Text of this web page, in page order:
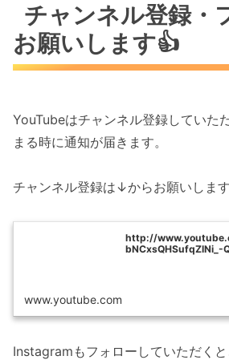
チャンネル登録・
お願いします👍
YouTubeはチャンネル登録していた
まる時に通知が届きます。
チャンネル登録は↓からお願いします
http://
bNCxsQHSufqZlNi_-
www.youtube.com
Instagramもフォローしていただく